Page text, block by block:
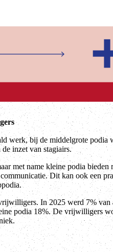
werk, bij de middelgrote podia
inzet van stagiairs.
met name kleine podia
Dit kan ook een
In 2025 werd 7%
podia 18%. De vrijwilligers